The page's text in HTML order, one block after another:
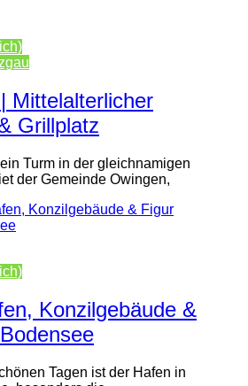
Mittelalterlicher
Grillplatz
Turm in der gleichnamigen
der Gemeinde Owingen,
Konzilgebäude &
Tagen ist der Hafen in